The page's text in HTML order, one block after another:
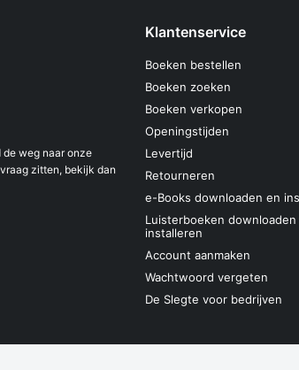
weg naar onze
zitten, bekijk dan
Klantenservice
Boeken bestellen
Boeken zoeken
Boeken verkopen
Openingstijden
Levertijd
Retourneren
e-Books downloaden en
Luisterboeken downloaden
installeren
Account aanmaken
Wachtwoord vergeten
De Slegte voor bedrijven